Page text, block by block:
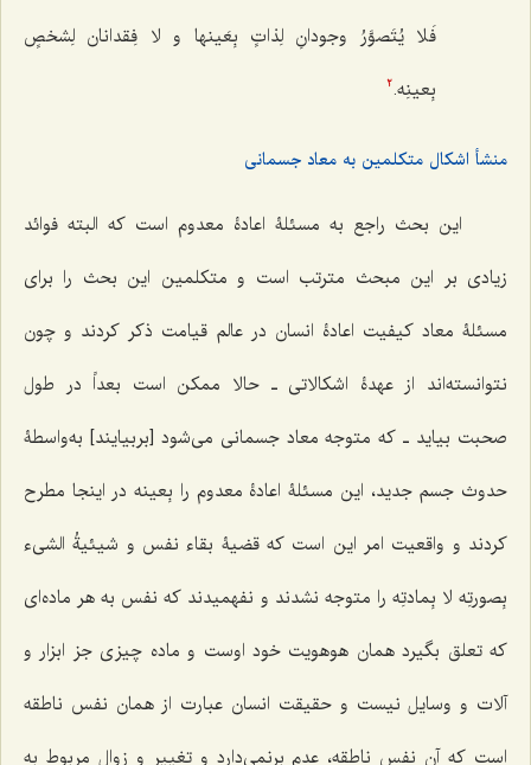
فَلا یُتَصوَّرُ وجودانِ لِذاتٍ بِعَینها و لا فِقدانان لِشخصٍ
بِعینِه.2
منشأ اشکال متکلمین به معاد جسمانی
این بحث راجع به مسئلۀ اعادۀ معدوم است که البته فوائد
زیادی بر این مبحث مترتب است و متکلمین این بحث را برای
مسئلۀ معاد کیفیت اعادۀ انسان در عالم قیامت ذکر کردند و چون
نتوانسته‌اند از عهدۀ اشکالاتی ـ حالا ممکن است بعداً در طول
صحبت بیاید ـ که متوجه معاد جسمانی می‌شود [بربیایند] به‌واسطۀ
حدوث جسم جدید، این مسئلۀ اعادۀ معدوم را بِعینه در اینجا مطرح
کردند و واقعیت امر این است که قضیۀ بقاء نفس و شیئیةُ الشیء
بِصورتِه لا بِمادتِه را متوجه نشدند و نفهمیدند که نفس به هر ماده‌ای
که تعلق بگیرد همان هوهویت خود اوست و ماده چیزی جز ابزار و
آلات و وسایل نیست و حقیقت انسان عبارت از همان نفس ناطقه
است که آن نفس ناطقه، عدم برنمی‌دارد و تغییر و زوال مربوط به